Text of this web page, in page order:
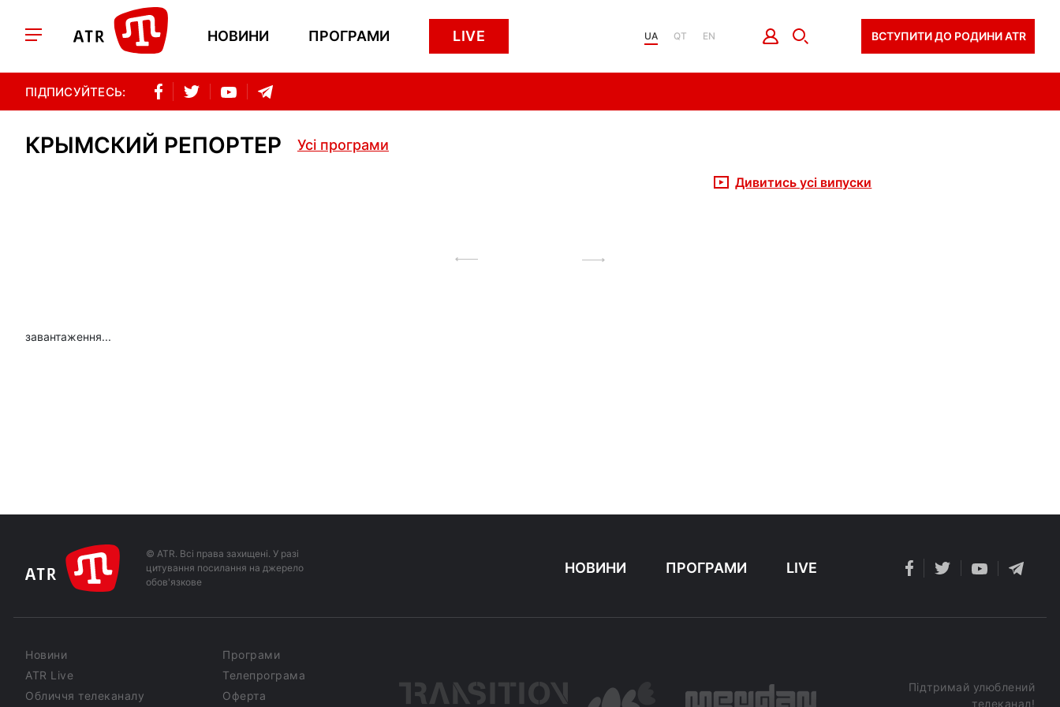
НОВИНИ ПРОГРАМИ LIVE UA QT EN ВСТУПИТИ ДО РОДИНИ ATR
ПІДПИСУЙТЕСЬ:
КРЫМСКИЙ РЕПОРТЕР Усі програми
Дивитись усі випуски
завантаження...
© ATR. Всі права захищені. У разі
цитування посилання на джерело
обов'язкове
НОВИНИ ПРОГРАМИ LIVE
Новини
Програми
ATR Live
Телепрограма
Обличчя телеканалу
Оферта
Підтримай улюблений
телеканал!